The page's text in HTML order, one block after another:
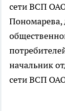
сети ВСП
Пономарева,
начальник
сети ВСП